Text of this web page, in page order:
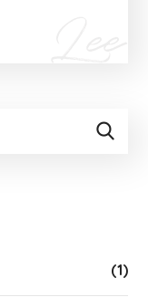
(1)